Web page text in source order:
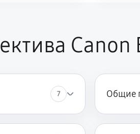
Canon
7 Общие